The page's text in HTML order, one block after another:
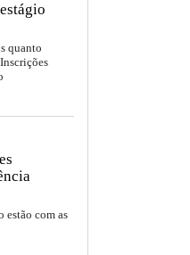
quanto
estão com as